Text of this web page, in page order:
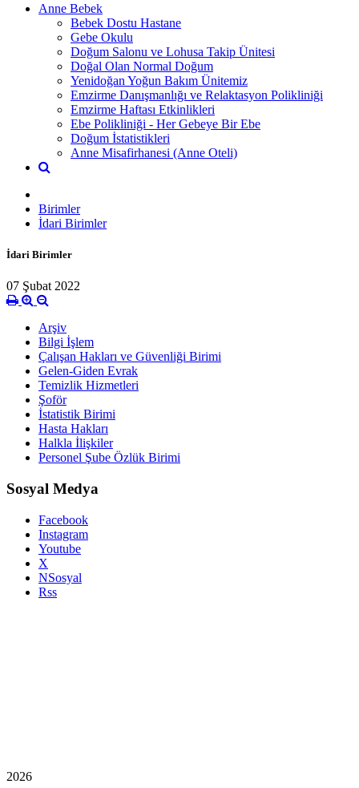
Anne Bebek
Bebek Dostu Hastane
Gebe Okulu
Doğum Salonu ve Lohusa Takip Ünitesi
Doğal Olan Normal Doğum
Yenidoğan Yoğun Bakım Ünitemiz
Emzirme Danışmanlığı ve Relaktasyon Polikliniği
Emzirme Haftası Etkinlikleri
Ebe Polikliniği - Her Gebeye Bir Ebe
Doğum İstatistikleri
Anne Misafirhanesi (Anne Oteli)
Birimler
İdari Birimler
İdari Birimler
07 Şubat 2022
Arşiv
Bilgi İşlem
Çalışan Hakları ve Güvenliği Birimi
Gelen-Giden Evrak
Temizlik Hizmetleri
Şoför
İstatistik Birimi
Hasta Hakları
Halkla İlişkiler
Personel Şube Özlük Birimi
Sosyal Medya
Facebook
Instagram
Youtube
X
NSosyal
Rss
2026